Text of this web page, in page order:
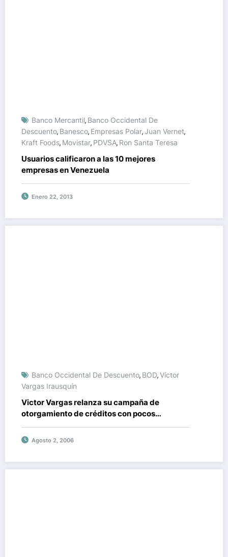
Banco Mercantil, Banco Occidental De
Descuento, Banesco, Empresas Polar,Juan Vernet,
Kraft Foods, Movistar, PDVSA, Ron Santa Teresa
Usuarios calificaron a las 10 mejores
empresas en Venezuela
Enero 22, 2013
Banco Occidental De Descuento, BOD,Víctor
Vargas Irausquín
Victor Vargas relanza su campaña de
otorgamiento de créditos con pocos
requisitos
Agosto 2, 2006